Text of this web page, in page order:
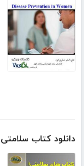
دانلود کتاب سلامتی